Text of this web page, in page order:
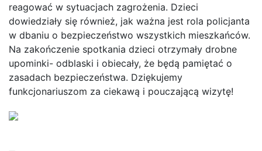
reagować w sytuacjach zagrożenia. Dzieci
dowiedziały się również, jak ważna jest rola policjanta
w dbaniu o bezpieczeństwo wszystkich mieszkańców.
Na zakończenie spotkania dzieci otrzymały drobne
upominki- odblaski i obiecały, że będą pamiętać o
zasadach bezpieczeństwa. Dziękujemy
funkcjonariuszom za ciekawą i pouczającą wizytę!